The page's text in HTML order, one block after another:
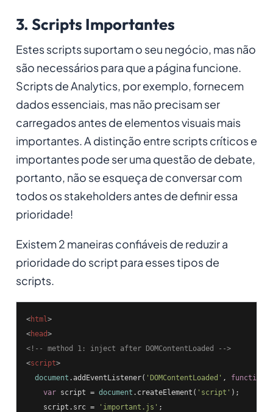
3. Scripts Importantes
Estes scripts suportam o seu negócio, mas não
são necessários para que a página funcione.
Scripts de Analytics, por exemplo, fornecem
dados essenciais, mas não precisam ser
carregados antes de elementos visuais mais
importantes. A distinção entre scripts críticos e
importantes pode ser uma questão de debate,
portanto, não se esqueça de conversar com
todos os stakeholders antes de definir essa
prioridade!
Existem 2 maneiras confiáveis de reduzir a
prioridade do script para esses tipos de
scripts.
<html>
<head>
<!-- method 1: inject after DOMContentLoaded -->
<script>
document .addEventListener( 'DOMContentLoaded' , function
var script = document .createElement( 'script' );
    script.src =
'important.js' ;